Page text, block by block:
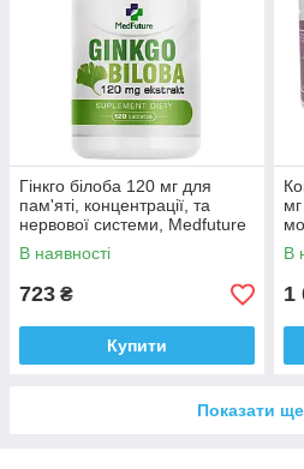
Гінкго білоба 120 мг для
пам'яті, концентрації, та
нервової системи, Medfuture
Ginkgo Biloba Extract 120
таблеток Доставка з ЄС
В наявності
723 ₴
Купити
В
1
Показати ще